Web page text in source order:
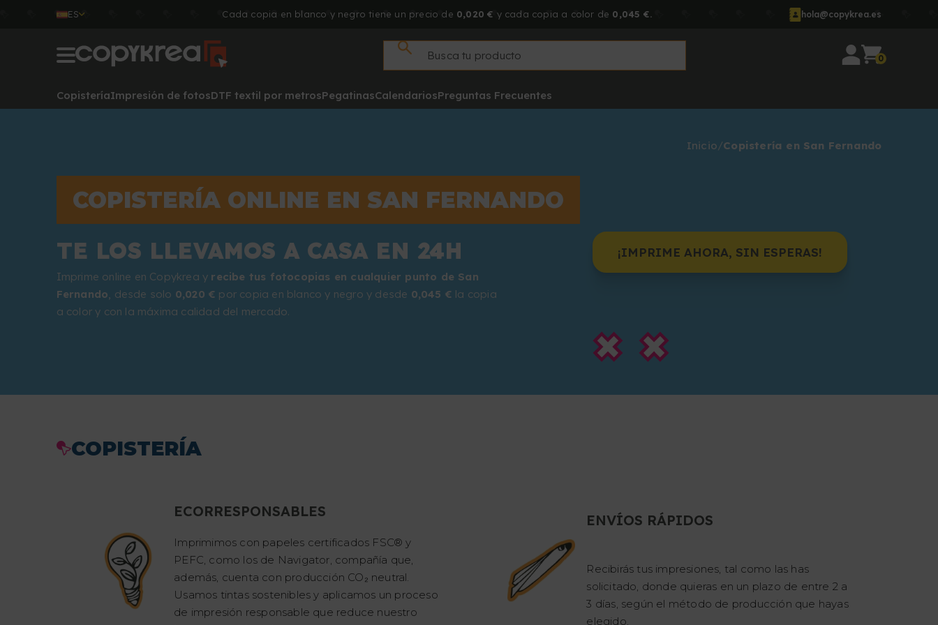
ES Cada copia en blanco y negro tiene un precio de 0,020 € y cada copia a color de 0,045 €. hola@copykrea.es
0
CopisteríaImpresión de fotosDTF textil por metrosPegatinasCalendariosPreguntas Frecuentes
Inicio Copistería en San Fernando
COPISTERÍA ONLINE EN SAN FERNANDO
TE LOS LLEVAMOS A CASA EN 24H
Imprime online en Copykrea y recibe tus fotocopias en cualquier punto de San
Fernando , desde solo 0,020 € por copia en blanco y negro y desde 0,045 € la copia
a color y con la máxima calidad del mercado.
¡IMPRIME AHORA, SIN ESPERAS!
COPISTERÍA
ECORRESPONSABLES
Imprimimos con papeles certificados FSC® y
PEFC, como los de Navigator, compañía que,
además, cuenta con producción CO₂ neutral.
Usamos tintas sostenibles y aplicamos un proceso
de impresión responsable que reduce nuestro
ENVÍOS RÁPIDOS
Recibirás tus impresiones, tal como las has
solicitado, donde quieras en un plazo de entre 2 a
3 días, según el método de producción que hayas
elegido.